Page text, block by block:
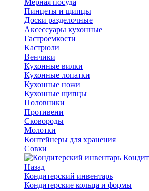
Пинцеты и щипцы
Доски разделочные
Аксессуары кухонные
Гастроемкости
Кастрюли
Венчики
Кухонные вилки
Кухонные лопатки
Кухонные ножи
Кухонные щипцы
Половники
Противени
Сковороды
Молотки
Контейнеры для хранения
Совки
Назад
Кондитерский инвентарь
Кондитерские кольца и формы